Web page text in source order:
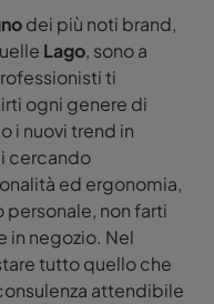
dei più noti brand,
Lago, sono a
ti
ogni genere di
i nuovi trend in
cercando
ed ergonomia,
non farti
in negozio. Nel
tutto quello che
attendibile